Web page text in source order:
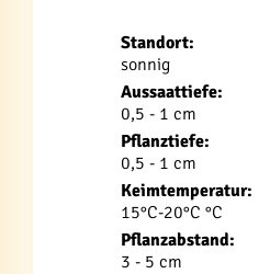
Standort:
sonnig
Aussaattiefe:
0,5 - 1 cm
Pflanztiefe:
0,5 - 1 cm
Keimtemperatur:
15°C-20°C °C
Pflanzabstand:
3 - 5 cm